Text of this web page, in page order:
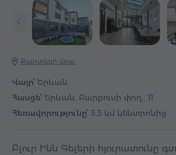
Քարտեզի վրա
Վայր՝ Երևան
Հասցե՝ Երևան, Բարբուսի փող., 11
Հեռավորությունը՝ 3.3 կմ կենտրոնից
Բլուր Ինն Գելերի հյուրատունը